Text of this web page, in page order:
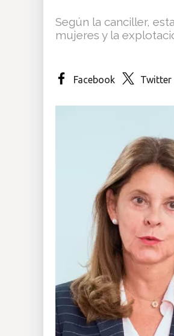
Multimedia
Según la canciller,
mujeres y la
Facebook Twitter